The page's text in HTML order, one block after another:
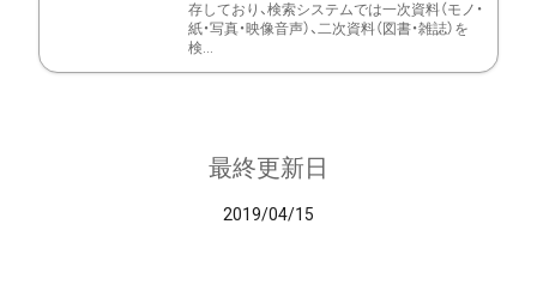
存しており、検索システムでは一次資料（モノ・
紙・写真・映像音声）、二次資料（図書・雑誌）を
検...
最終更新日
2019/04/15